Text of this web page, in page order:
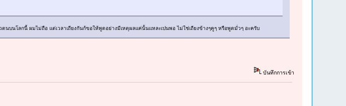
บนโลกนี้ ผมไม่ถือ แต่เวลาเถียงกันก้ขอให้พูดอย่างมีเหตุผลแค่นั้นแหละเปนพอ ไม่ใช่เถียงข้างๆคูๆ หรือพูดมั่วๆ อะครับ
บันทึกการเข้า